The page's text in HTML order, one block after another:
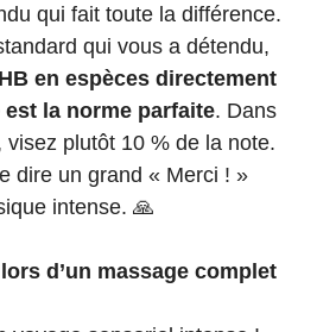
qui fait toute la différence.
qui vous a détendu,
en espèces directement
la norme parfaite. Dans
visez plutôt 10 % de la note.
dire un grand « Merci ! »
intense. 🙏
d’un massage complet